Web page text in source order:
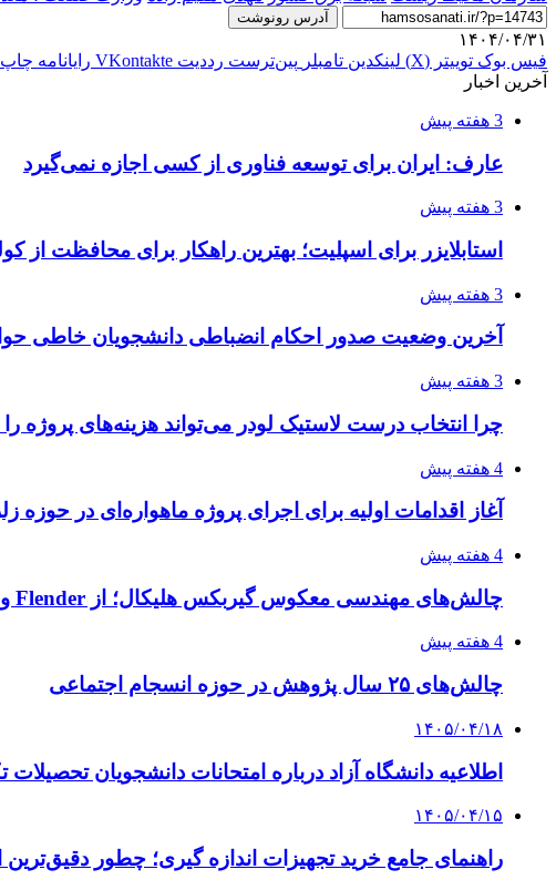
آدرس رونوشت
۱۴۰۴/۰۴/۳۱
فیس بوک توییتر (X) لینکدین ‫تامبلر ‫پین‌ترست ‫رددیت ‫VKontakte رایانامه چاپ
آخرین اخبار
3 هفته پیش
عارف: ایران برای توسعه فناوری از کسی اجازه نمی‌گیرد
3 هفته پیش
استابلایزر برای اسپلیت؛ بهترین راهکار برای محافظت از
3 هفته پیش
آخرین وضعیت صدور احکام انضباطی دانشجویان خاطی
3 هفته پیش
چرا انتخاب درست لاستیک لودر می‌تواند هزینه‌های پروژه
4 هفته پیش
آغاز اقدامات اولیه برای اجرای پروژه ماهواره‌ای در حوزه
4 هفته پیش
چالش‌های مهندسی معکوس گیربکس هلیکال؛ از Flender و SEW تا تولیدکنندگان تخصصی ایرانی
4 هفته پیش
چالش‌های ۲۵ سال پژوهش در حوزه انسجام اجتماعی
۱۴۰۵/۰۴/۱۸
اطلاعیه دانشگاه آزاد درباره امتحانات دانشجویان تحصیلات
۱۴۰۵/۰۴/۱۵
راهنمای جامع خرید تجهیزات اندازه گیری؛ چطور دقیق‌ترین